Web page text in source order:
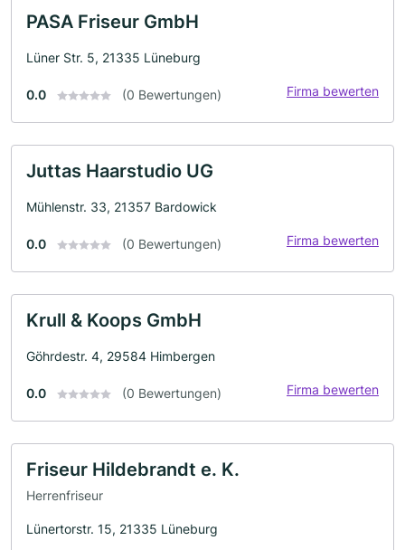
PASA Friseur GmbH
Lüner Str. 5, 21335 Lüneburg
0.0 (0 Bewertungen) Firma bewerten
Juttas Haarstudio UG
Mühlenstr. 33, 21357 Bardowick
0.0 (0 Bewertungen) Firma bewerten
Krull & Koops GmbH
Göhrdestr. 4, 29584 Himbergen
0.0 (0 Bewertungen) Firma bewerten
Friseur Hildebrandt e. K.
Herrenfriseur
Lünertorstr. 15, 21335 Lüneburg